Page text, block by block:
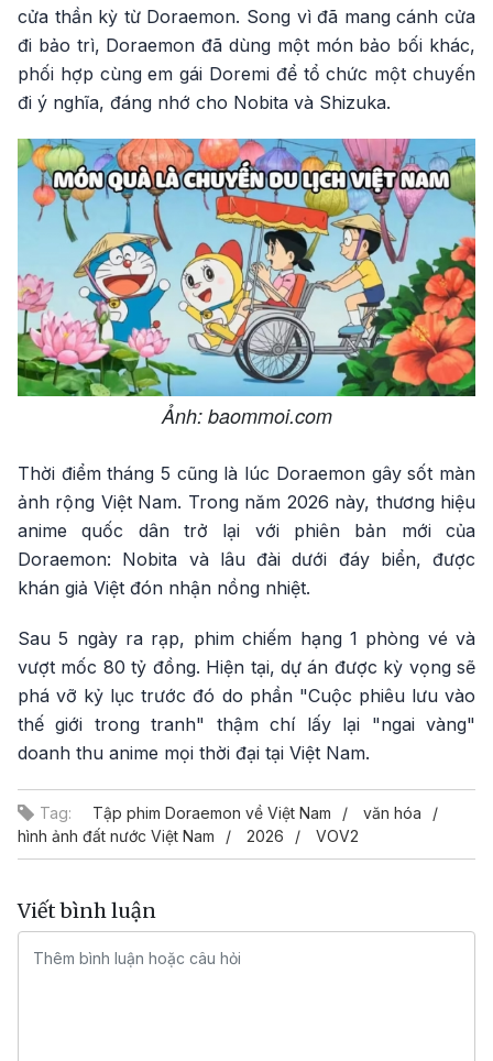
cửa thần kỳ từ Doraemon. Song vì đã mang cánh cửa
đi bảo trì, Doraemon đã dùng một món bảo bối khác,
phối hợp cùng em gái Doremi để tổ chức một chuyến
đi ý nghĩa, đáng nhớ cho Nobita và Shizuka.
Ảnh: baommoi.com
Thời điểm tháng 5 cũng là lúc Doraemon gây sốt màn
ảnh rộng Việt Nam. Trong năm 2026 này, thương hiệu
anime quốc dân trở lại với phiên bản mới của
Doraemon: Nobita và lâu đài dưới đáy biển, được
khán giả Việt đón nhận nồng nhiệt.
Sau 5 ngày ra rạp, phim chiếm hạng 1 phòng vé và
vượt mốc 80 tỷ đồng. Hiện tại, dự án được kỳ vọng sẽ
phá vỡ kỷ lục trước đó do phần "Cuộc phiêu lưu vào
thế giới trong tranh" thậm chí lấy lại "ngai vàng"
doanh thu anime mọi thời đại tại Việt Nam.
Tag: Tập phim Doraemon về Việt Nam
văn hóa
hình ảnh đất nước Việt Nam
2026 VOV2
Viết bình luận